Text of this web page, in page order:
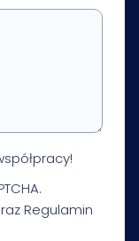
Regulamin